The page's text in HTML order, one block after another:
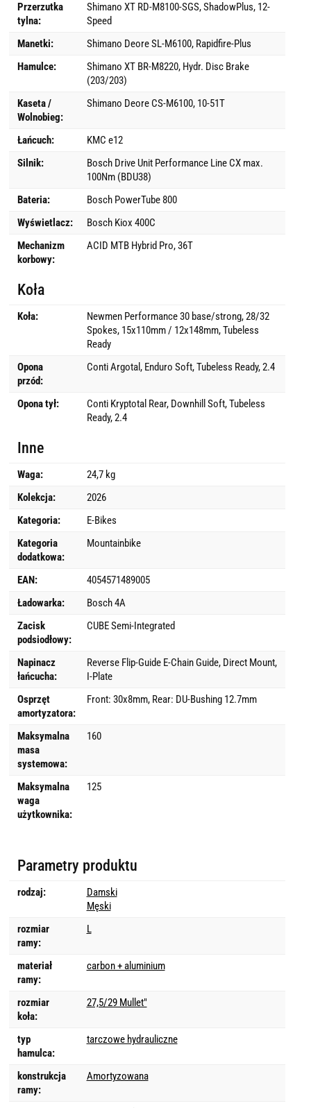
Przerzutka
tylna:
Shimano XT RD-M8100-SGS, ShadowPlus, 12-
Speed
Manetki:
Shimano Deore SL-M6100, Rapidfire-Plus
Hamulce:
Shimano XT BR-M8220, Hydr. Disc Brake
(203/203)
Kaseta /
Wolnobieg:
Shimano Deore CS-M6100, 10-51T
Łańcuch:
KMC e12
Silnik:
Bosch Drive Unit Performance Line CX max.
100Nm (BDU38)
Bateria:
Bosch PowerTube 800
Wyświetlacz:
Bosch Kiox 400C
Mechanizm
korbowy:
ACID MTB Hybrid Pro, 36T
Koła
Koła:
Newmen Performance 30 base/strong, 28/32
Spokes, 15x110mm / 12x148mm, Tubeless
Ready
Opona
przód:
Conti Argotal, Enduro Soft, Tubeless Ready, 2.4
Opona tył:
Conti Kryptotal Rear, Downhill Soft, Tubeless
Ready, 2.4
Inne
Waga:
24,7 kg
Kolekcja:
2026
Kategoria:
E-Bikes
Kategoria
dodatkowa:
Mountainbike
EAN:
4054571489005
Ładowarka:
Bosch 4A
Zacisk
podsiodłowy:
CUBE Semi-Integrated
Napinacz
łańcucha:
Reverse Flip-Guide E-Chain Guide, Direct Mount,
I-Plate
Osprzęt
amortyzatora:
Front: 30x8mm, Rear: DU-Bushing 12.7mm
Maksymalna
masa
systemowa:
160
Maksymalna
waga
użytkownika:
125
Parametry produktu
rodzaj:
Damski
Męski
rozmiar
ramy:
L
materiał
ramy:
carbon + aluminium
rozmiar
koła:
27,5/29 Mullet"
typ
hamulca:
tarczowe hydrauliczne
konstrukcja
ramy:
Amortyzowana